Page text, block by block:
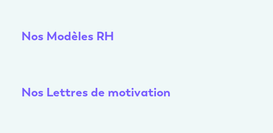
Nos Modèles RH
Nos Lettres de motivation